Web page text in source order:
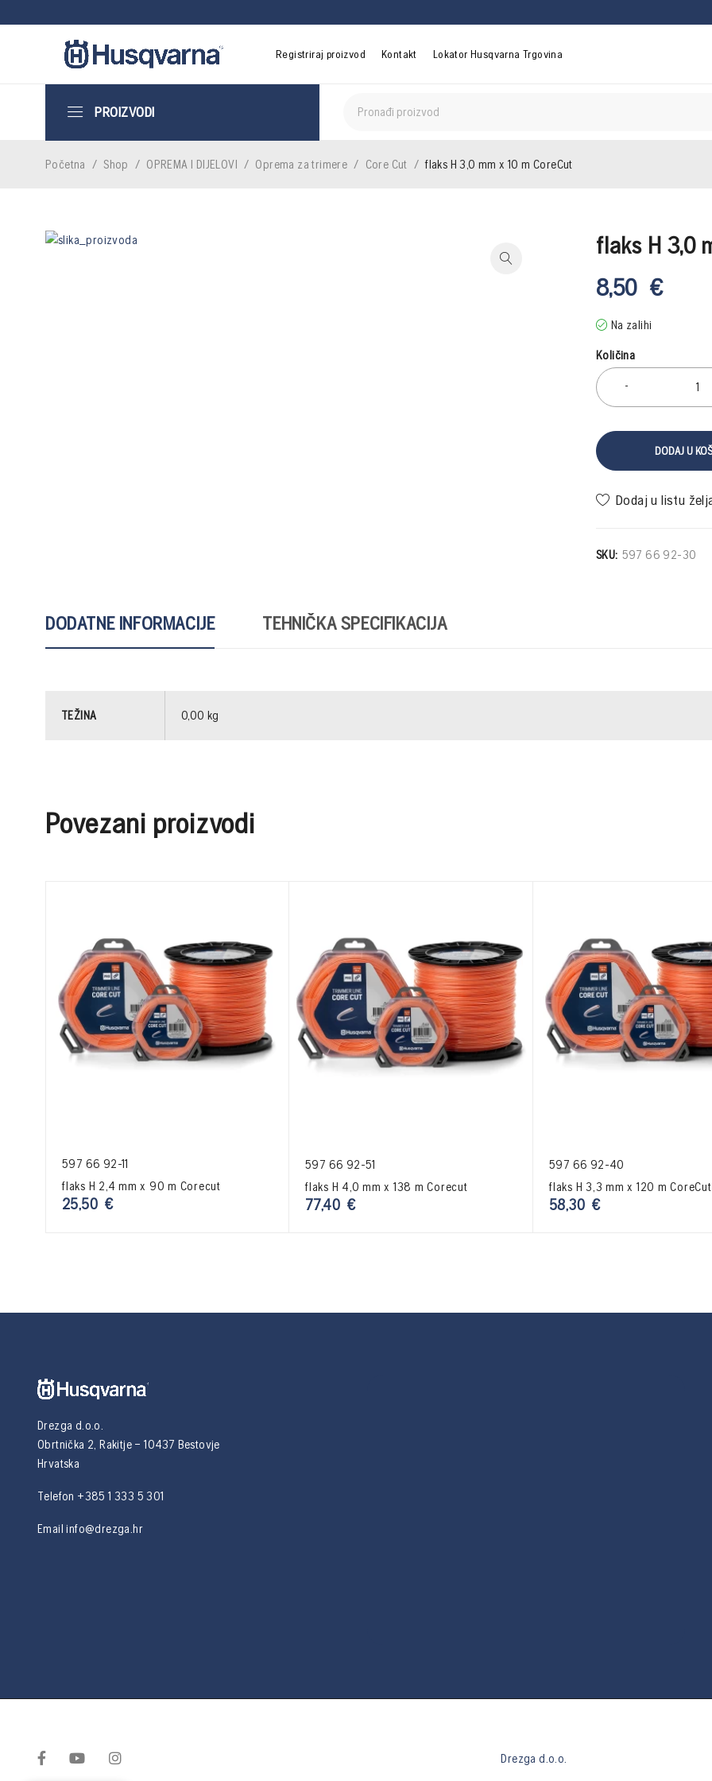
Registriraj proizvod Kontakt Lokator Husqvarna Trgovina
PROIZVODI
Početna / Shop / OPREMA I DIJELOVI / Oprema za trimere / Core Cut / flaks H 3,0 mm x 10 m CoreCut
flaks H 3,0
8,50 €
Na zalihi
Količina
DODAJ U
SKU: 597 66 92-30
DODATNE INFORMACIJE TEHNIČKA SPECIFIKACIJA
TEŽINA 0,00 kg
Povezani proizvodi
597 66 92-11
flaks H 2,4 mm x 90 m Corecut
25,50€
597 66 92-51
flaks H 4,0 mm x 138 m Corecut
77,40€
597 66 92-40
flaks H 3,3 mm x 120 m CoreCut
58,30€
Drezga d.o.o.
Obrtnička 2, Rakitje – 10437 Bestovje
Hrvatska
Telefon +385 1 333 5 301
Emailinfo@drezga.hr
Drezga d.o.o.